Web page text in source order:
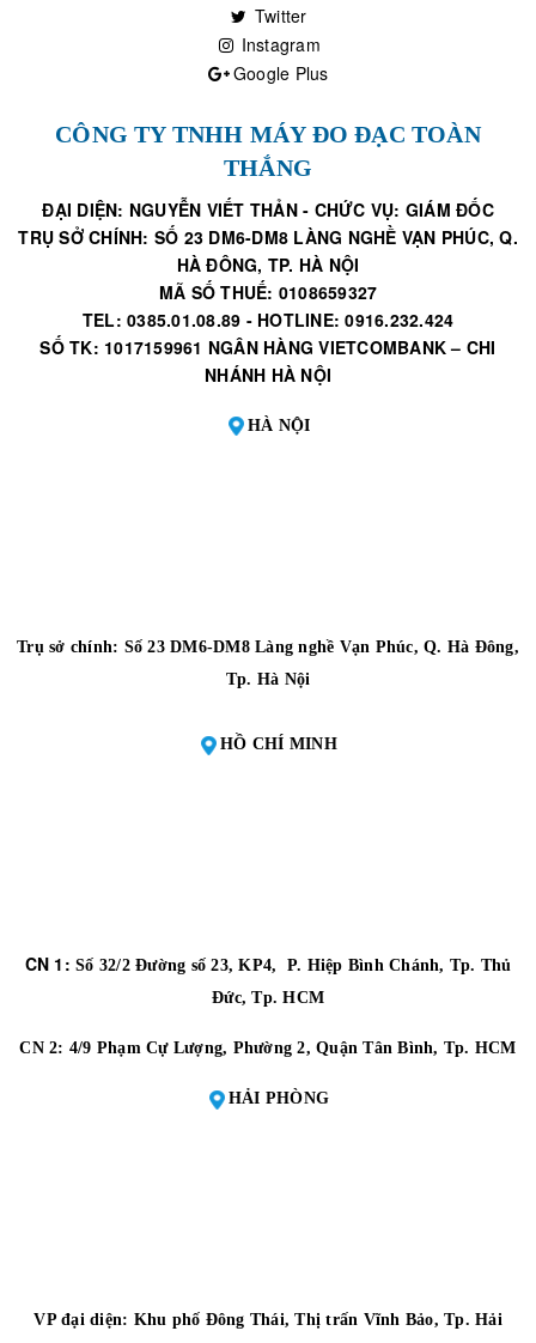
Twitter
Instagram
Google Plus
CÔNG TY TNHH MÁY ĐO ĐẠC TOÀN
THẮNG
ĐẠI DIỆN: NGUYỄN VIẾT THẢN - CHỨC VỤ: GIÁM ĐỐC
TRỤ SỞ CHÍNH: SỐ 23 DM6-DM8 LÀNG NGHỀ VẠN PHÚC, Q.
HÀ ĐÔNG, TP. HÀ NỘI
MÃ SỐ THUẾ: 0108659327
TEL: 0385.01.08.89 - HOTLINE: 0916.232.424
SỐ TK: 1017159961 NGÂN HÀNG VIETCOMBANK – CHI
NHÁNH HÀ NỘI
HÀ NỘI
Trụ sở chính: Số 23 DM6-DM8 Làng nghề Vạn Phúc, Q. Hà Đông,
Tp. Hà Nội
HỒ CHÍ MINH
CN 1: Số 32/2 Đường số 23, KP4, P. Hiệp Bình Chánh, Tp. Thủ
Đức, Tp. HCM
CN 2: 4/9 Phạm Cự Lượng, Phường 2, Quận Tân Bình, Tp. HCM
HẢI PHÒNG
VP đại diện: Khu phố Đông Thái, Thị trấn Vĩnh Bảo, Tp. Hải